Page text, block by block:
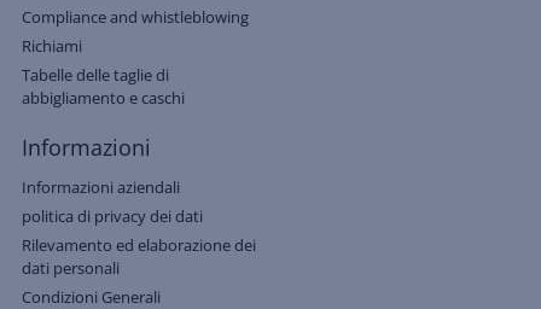
Compliance and whistleblowing
Richiami
Tabelle delle taglie di
abbigliamento e caschi
Informazioni
Informazioni aziendali
politica di privacy dei dati
Rilevamento ed elaborazione dei
dati personali
Condizioni Generali